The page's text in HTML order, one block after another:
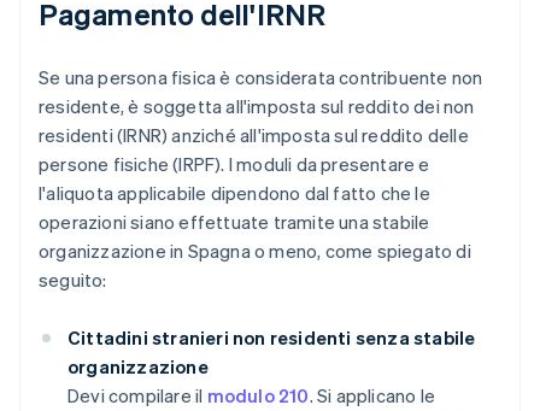
Pagamento dell'IRNR
Se una persona fisica è considerata contribuente non
residente, è soggetta all'imposta sul reddito dei non
residenti (IRNR) anziché all'imposta sul reddito delle
persone fisiche (IRPF). I moduli da presentare e
l'aliquota applicabile dipendono dal fatto che le
operazioni siano effettuate tramite una stabile
organizzazione in Spagna o meno, come spiegato di
seguito:
Cittadini stranieri non residenti senza stabile
organizzazione
Devi compilare il modulo 210. Si applicano le